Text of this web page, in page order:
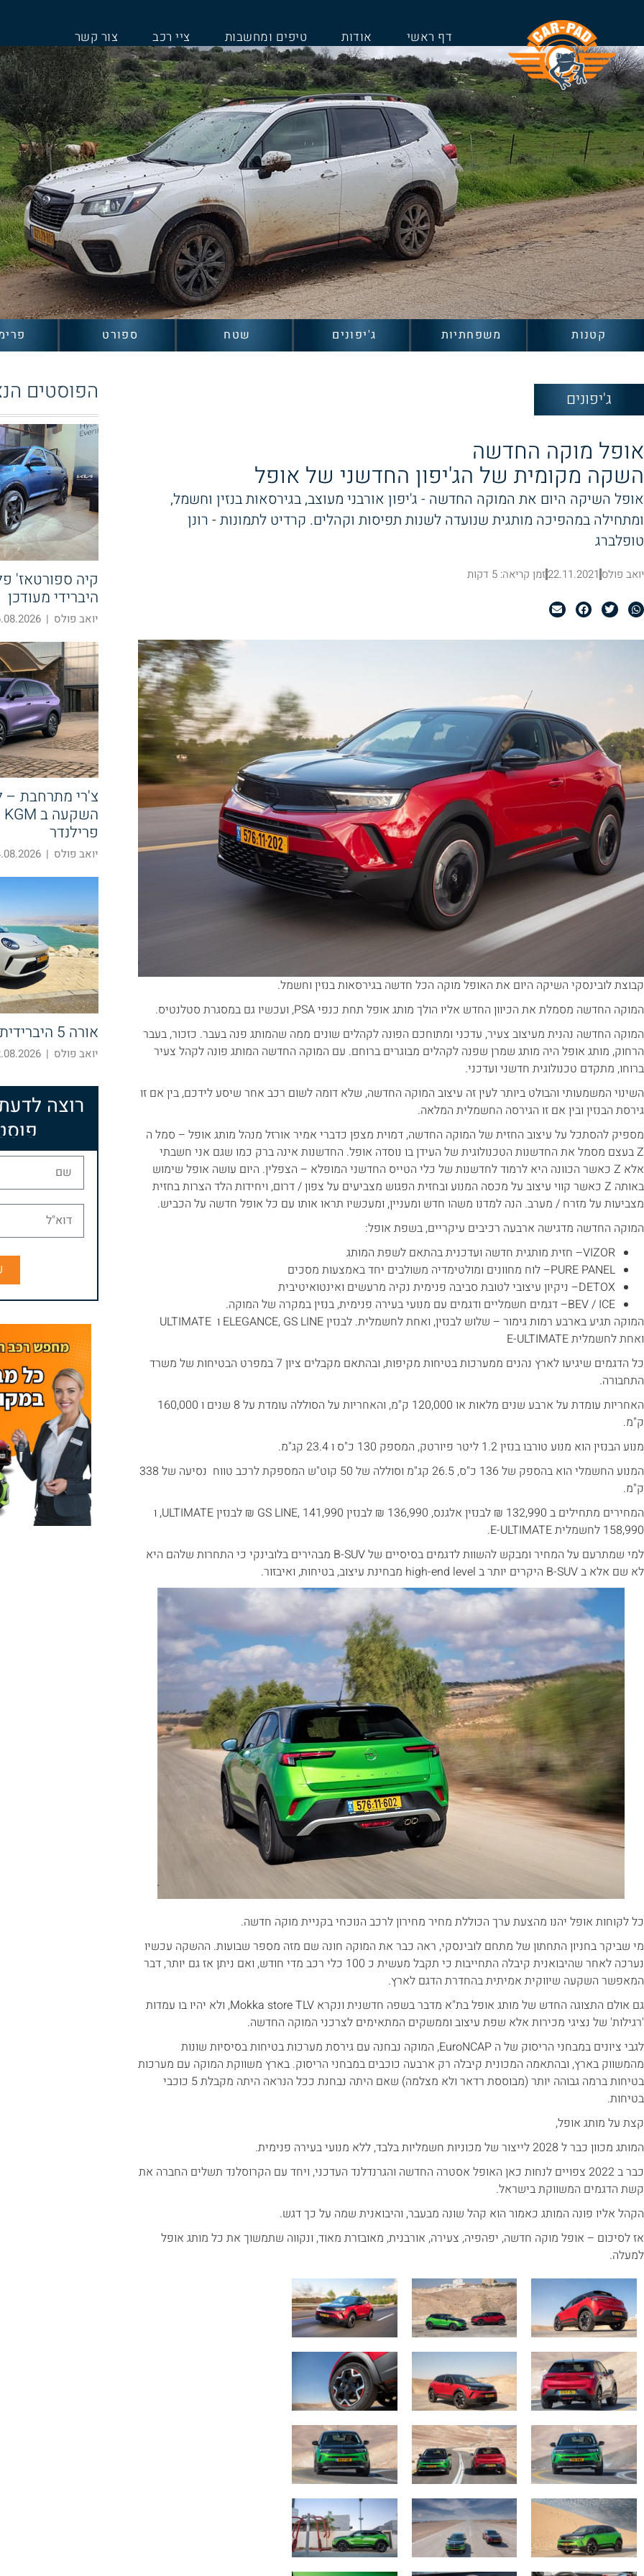
דף ראשי אודות טיפים ומחשבות ציי רכב צור קשר
קטנות משפחתיות ג'יפונים שטח ספורט
ג'יפונים
אופל מוקה החדשה
השקה מקומית של הג'יפון החדשני של אופל
אופל השיקה היום את המוקה החדשה - ג'יפון אורבני מעוצב, בגירסאות בנזין וחשמל,
ומתחילה במהפיכה מותגית שנועדה לשנות תפיסות וקהלים. קרדיט לתמונות - רונן
טופלברג
יואב פולס 22.11.2021זמן קריאה: 5 דקות
קבוצת לובינסקי השיקה היום את האופל מוקה הכל חדשה בגירסאות בנזין וחשמל.
המוקה החדשה מסמלת את הכיוון החדש אליו הולך מותג אופל תחת כנפי PSA, ועכשיו גם במסגרת סטלנטיס.
המוקה החדשה נהנית מעיצוב צעיר, עדכני ומתוחכם הפונה לקהלים שונים ממה שהמותג פנה בעבר. כזכור, בעבר
הרחוק, מותג אופל היה מותג שמרן שפנה לקהלים מבוגרים ברוחם. עם המוקה החדשה המותג פונה לקהל צעיר
ברוחו, מתקדם טכנולוגית חדשני ועדכני.
השינוי המשמעותי והבולט ביותר לעין זה עיצוב המוקה החדשה, שלא דומה לשום רכב אחר שיסע לידכם, בין אם זו
גירסת הבנזין ובין אם זו הגירסה החשמלית המלאה.
מספיק להסתכל על עיצוב החזית של המוקה החדשה, דמוית מצפן כדברי אמיר אורזל מנהל מותג אופל – סמל ה
Z בעצם מסמל את החדשנות הטכנולוגית של העידן בו נוסדה אופל. החדשנות אינה ברק כמו שגם אני חשבתי
אלא Z כאשר הכוונה היא לרמוד לחדשנות של כלי הטייס החדשני המופלא – הצפלין. היום עושה אופל שימוש
באותה Z כאשר קווי עיצוב על מכסה המנוע ובחזית הפגוש מצביעים על צפון / דרום, ויחידות הלד הצרות בחזית
מצביעות על מזרח / מערב. הנה למדנו משהו חדש ומעניין, ומעכשיו תראו אותו עם כל אופל חדשה על הכביש.
המוקה החדשה מדגישה ארבעה רכיבים עיקריים, בשפת אופל:
VIZOR– חזית מותגית חדשה ועדכנית בהתאם לשפת המותג
PURE PANEL– לוח מחוונים ומולטימדיה משולבים יחד באמצעות מסכים
DETOX– ניקיון עיצובי לטובת סביבה פנימית נקיה מרעשים ואינטואיטיבית
BEV / ICE– דגמים חשמליים ודגמים עם מנועי בעירה פנימית, בנזין במקרה של המוקה.
המוקה תגיע בארבע רמות גימור – שלוש לבנזין, ואחת לחשמלית. לבנזין ELEGANCE, GS LINE ו ULTIMATE
ואחת לחשמלית E-ULTIMATE
כל הדגמים שיגיעו לארץ נהנים ממערכות בטיחות מקיפות, ובהתאם מקבלים ציון 7 במפרט הבטיחות של משרד
התחבורה.
האחריות עומדת על ארבע שנים מלאות או 120,000 ק"מ, והאחריות על הסוללה עומדת על 8 שנים ו 160,000
ק"מ.
מנוע הבנזין הוא מנוע טורבו בנזין 1.2 ליטר פיורטק, המספק 130 כ"ס ו 23.4 קג"מ.
המנוע החשמלי הוא בהספק של 136 כ"ס, 26.5 קג"מ וסוללה של 50 קוט"ש המספקת לרכב טווח נסיעה של 338
ק"מ.
המחירים מתחילים ב 132,990 ₪ לבנזין אלגנס, 136,990 ₪ לבנזין GS LINE, 141,990 ₪ לבנזין ULTIMATE, ו
158,990 לחשמלית E-ULTIMATE.
למי שמתרעם על המחיר ומבקש להשוות לדגמים בסיסיים של B-SUV מבהירים בלובינקי כי התחרות שלהם היא
לא שם אלא ב B-SUV היקרים יותר ב high-end level מבחינת עיצוב, בטיחות, ואיבזור.
כל לקוחות אופל יהנו מהצעת ערך הכוללת מחיר מחירון לרכב הנוכחי בקניית מוקה חדשה.
מי שביקר בחניון התחתון של מתחם לובינסקי, ראה כבר את המוקה חונה שם מזה מספר שבועות. ההשקה עכשיו
נערכה לאחר שהיבואנית קיבלה התחייבות כי תקבל מעשית כ 100 כלי רכב מדי חודש, ואם ניתן אז גם יותר, דבר
המאפשר השקעה שיווקית אמיתית בהחדרת הדגם לארץ.
גם אולם התצוגה החדש של מותג אופל בת"א מדבר בשפה חדשנית ונקרא Mokka store TLV, ולא יהיו בו עמדות
'רגילות' של נציגי מכירות אלא שפת עיצוב וממשקים המתאימים לצרכני המוקה החדשה.
לגבי ציונים במבחני הריסוק של ה EuroNCAP, המוקה נבחנה עם גירסת מערכות בטיחות בסיסיות שונות
מהמשווק בארץ, ובהתאמה המכונית קיבלה רק ארבעה כוכבים במבחני הריסוק. בארץ משווקת המוקה עם מערכות
בטיחות ברמה גבוהה יותר (מבוססת רדאר ולא מצלמה) שאם היתה נבחנת ככל הנראה היתה מקבלת 5 כוכבי
בטיחות.
קצת על מותג אופל,
המותג מכוון כבר ל 2028 לייצור של מכוניות חשמליות בלבד, ללא מנועי בעירה פנימית.
כבר ב 2022 צפויים לנחות כאן האופל אסטרה החדשה והגרנדלנד העדכני, ויחד עם הקרוסלנד תשלים החברה את
קשת הדגמים המשווקת בישראל.
הקהל אליו פונה המותג כאמור הוא קהל שונה מבעבר, והיבואנית שמה על כך דגש.
אז לסיכום – אופל מוקה חדשה, יפהפיה, צעירה, אורבנית, מאובזרת מאוד, ונקווה שתמשוך את כל מותג אופל
למעלה.
הפוסטים
קיה ספורטאז'
היברידי מעודכן
יואב פולס |
19:39
צ'רי מתרחבת
פרילנדר
יואב פולס |
14:58
אורה 5 היברידית – חוצה קטגוריות
יואב פולס |
10:52
רוצה